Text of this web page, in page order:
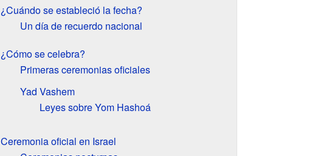
¿Cuándo se estableció la fecha?
Un día de recuerdo nacional
¿Cómo se celebra?
Primeras ceremonias oficiales
Yad Vashem
Leyes sobre Yom Hashoá
Ceremonia oficial en Israel